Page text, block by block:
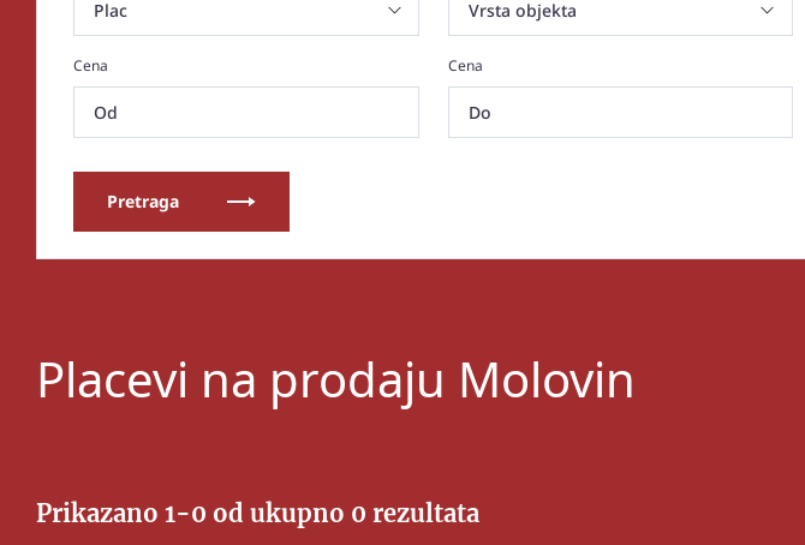
Cena Cena
Pretraga
Placevi na prodaju Molovin
Prikazano 1-0 od ukupno 0 rezultata